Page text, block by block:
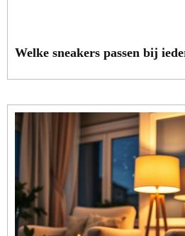
Welke sneakers passen bij